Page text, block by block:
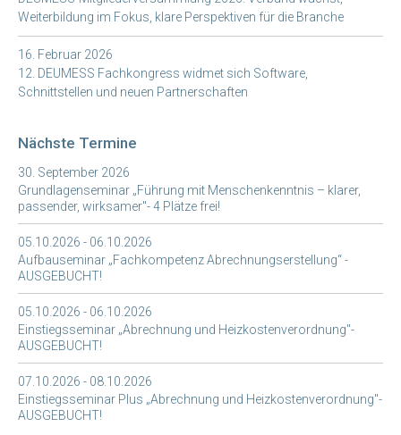
Weiterbildung im Fokus, klare Perspektiven für die Branche
16. Februar 2026
12. DEUMESS Fachkongress widmet sich Software,
Schnittstellen und neuen Partnerschaften
Nächste Termine
30. September 2026
Grundlagenseminar „Führung mit Menschenkenntnis – klarer,
passender, wirksamer"- 4 Plätze frei!
05.10.2026 - 06.10.2026
Aufbauseminar „Fachkompetenz Abrechnungserstellung“ -
AUSGEBUCHT!
05.10.2026 - 06.10.2026
Einstiegsseminar „Abrechnung und Heizkostenverordnung"-
AUSGEBUCHT!
07.10.2026 - 08.10.2026
Einstiegsseminar Plus „Abrechnung und Heizkostenverordnung"-
AUSGEBUCHT!